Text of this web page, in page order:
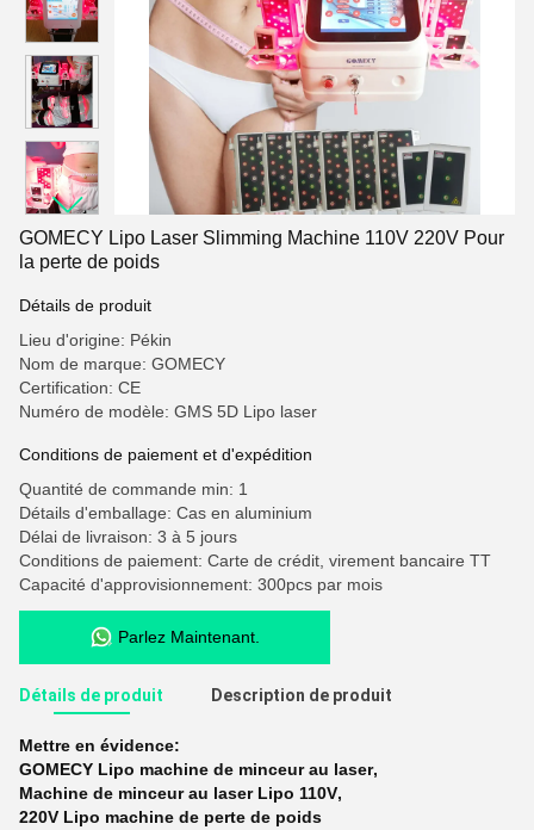
GOMECY Lipo Laser Slimming Machine 110V 220V Pour
la perte de poids
Détails de produit
Lieu d'origine: Pékin
Nom de marque: GOMECY
Certification: CE
Numéro de modèle: GMS 5D Lipo laser
Conditions de paiement et d'expédition
Quantité de commande min: 1
Détails d'emballage: Cas en aluminium
Délai de livraison: 3 à 5 jours
Conditions de paiement: Carte de crédit, virement bancaire TT
Capacité d'approvisionnement: 300pcs par mois
Parlez Maintenant.
Détails de produit Description de produit
Mettre en évidence:
GOMECY Lipo machine de minceur au laser,
Machine de minceur au laser Lipo 110V,
220V Lipo machine de perte de poids